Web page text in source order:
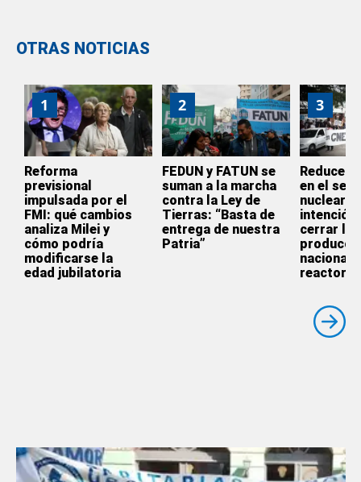
OTRAS NOTICIAS
1
Reforma
previsional
impulsada por el
FMI: qué cambios
analiza Milei y
cómo podría
modificarse la
edad jubilatoria
2
FEDUN y FATUN se
suman a la marcha
contra la Ley de
Tierras: “Basta de
entrega de nuestra
Patria”
3
Reducen
en el
nuclear:
intención
cerrar la
nacional